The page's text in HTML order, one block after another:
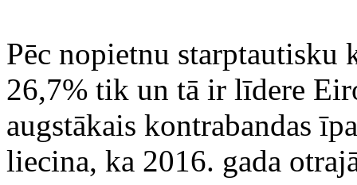
Pēc nopietnu
26,7% tik un tā ir līdere
augstākais kontrabandas
liecina, ka 2016. gada